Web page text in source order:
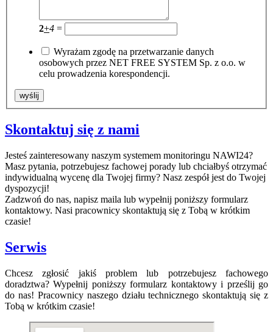
2+4 =
Wyrażam zgodę na przetwarzanie danych
osobowych przez NET FREE SYSTEM Sp. z o.o. w
celu prowadzenia korespondencji.
Skontaktuj się z nami
Jesteś zainteresowany naszym systemem monitoringu NAWI24?
Masz pytania, potrzebujesz fachowej porady lub chciałbyś otrzymać
indywidualną wycenę dla Twojej firmy? Nasz zespół jest do Twojej
dyspozycji!
Zadzwoń do nas, napisz maila lub wypełnij poniższy formularz
kontaktowy. Nasi pracownicy skontaktują się z Tobą w krótkim
czasie!
Serwis
Chcesz zgłosić jakiś problem lub potrzebujesz fachowego
doradztwa? Wypełnij poniższy formularz kontaktowy i prześlij go
do nas! Pracownicy naszego działu technicznego skontaktują się z
Tobą w krótkim czasie!